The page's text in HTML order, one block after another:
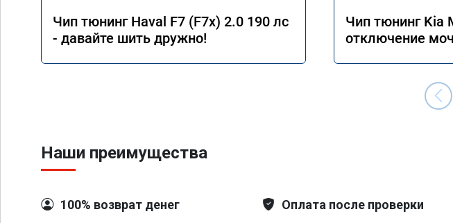
Чип тюнинг Haval F7 (F7x) 2.0 190 лс
- давайте шить дружно!
Чип тюнинг Kia
отключение
Наши преимущества
100% возврат денег Оплата после проверки